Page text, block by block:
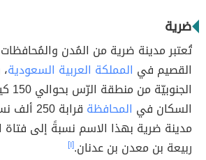
ضرية
تُعتبر مدينة ضرية من المُدن
القصيم في المملكة العربية السعودية
السكان في المحافظة
قرابة
مدينة ضرية بهذا الاسم نسبةً إلى
ربيعة بن معدن بن عدنان.[١]